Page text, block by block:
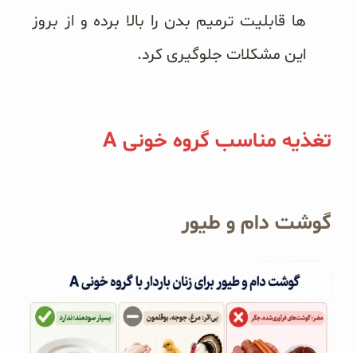
ها قابلیت ترمیم بدن را بالا برده و از بروز
این مشکلات جلوگیری کرد.
تغذیه مناسب گروه خونی A
گوشت دام و طیور